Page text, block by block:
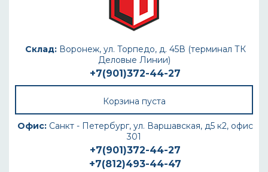
Склад:Воронеж, ул. Торпедо, д. 45В (терминал ТК
Деловые Линии)
+7(901)372-44-27
Корзина пуста
Офис: Санкт - Петербург, ул. Варшавская, д5 к2, офис
301
+7(901)372-44-27
+7(812)493-44-47